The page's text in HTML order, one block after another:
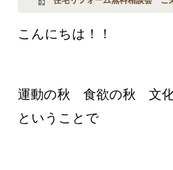
こんにちは！！
運動の秋 食欲の秋 文
ということで